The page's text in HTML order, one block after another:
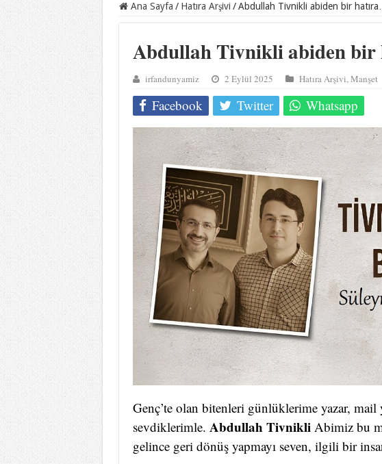
Ana Sayfa / Hatıra Arşivi / Abdullah Tivnikli abiden bir hatıra…
Abdullah Tivnikli abiden
irfandunyamiz 2 Eylül 2025 Hatıra Arşivi,Manşet
Facebook Twitter Whatsapp
Genç’te olan bitenleri günlüklerime yazar, mail
sevdiklerimle. Abdullah Tivnikli Abimiz bu
gelince geri dönüş yapmayı seven, ilgili bir